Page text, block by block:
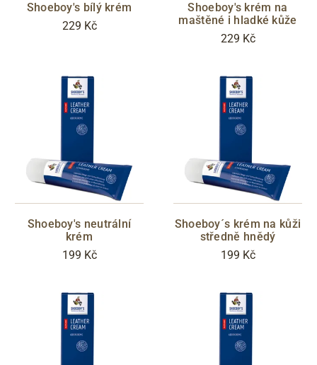
fialová
S05 - Liberec
Shoeboy's bílý krém
229 Kč
Shoeboy's krém na
maštěné i hladké kůže
229 Kč
Shoeboy's neutrální
krém
199 Kč
Shoeboy´s krém na kůži
středně hnědý
199 Kč